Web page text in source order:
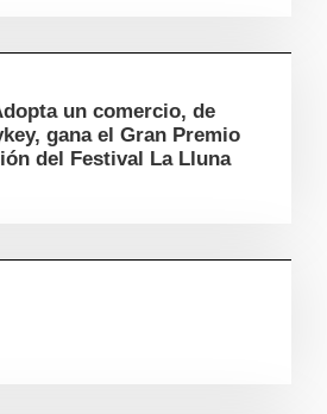
un comercio, de
gana el Gran Premio
del Festival La Lluna